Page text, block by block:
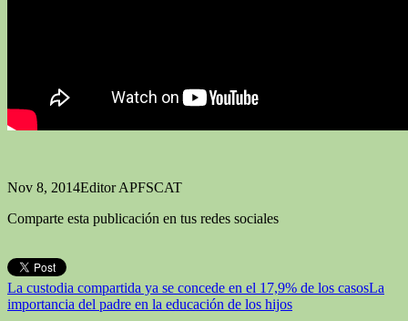
Nov 8, 2014Editor APFSCAT
Comparte esta publicación en tus redes sociales
La custodia compartida ya se concede en el 17,9% de los casosLa
importancia del padre en la educación de los hijos